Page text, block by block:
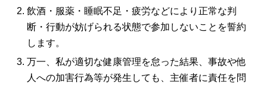
飲酒・服薬・睡眠不足・疲労などにより正常な判
断・行動が妨げられる状態で参加しないことを誓約
します。
万一、私が適切な健康管理を怠った結果、事故や他
人への加害行為等が発生しても、主催者に責任を問